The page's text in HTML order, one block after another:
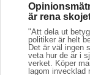
är rena
"Att dela ut
politiker är helt
Det är väl ingen
veta hur de är i
verket. Köper
lagom invecklad